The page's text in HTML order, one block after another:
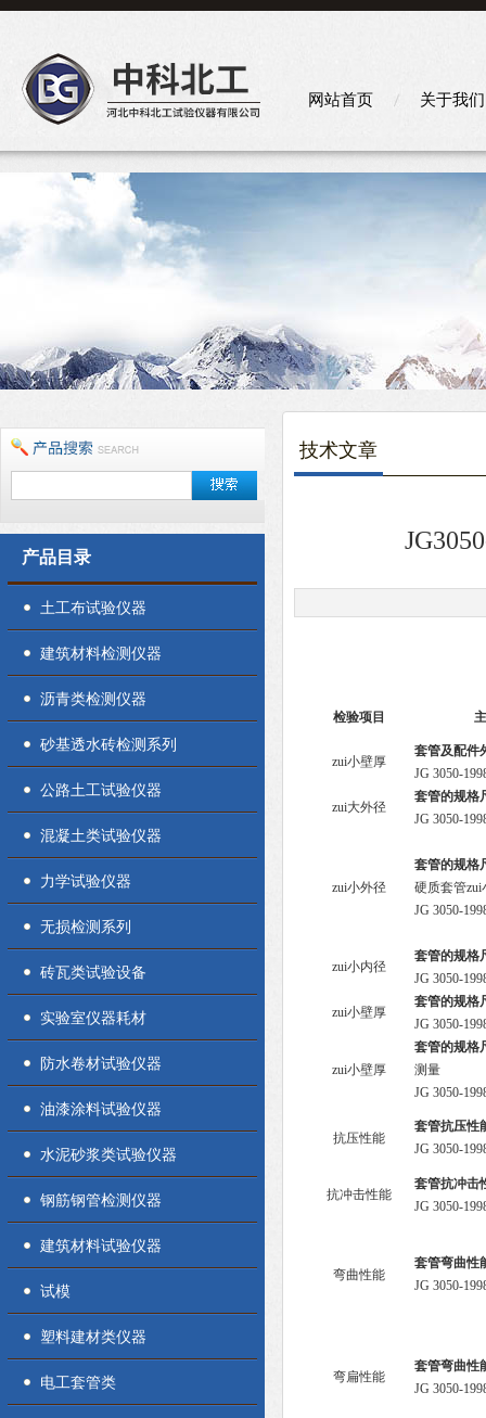
网站首页 关于我们
产品目录
土工布试验仪器
建筑材料检测仪器
沥青类检测仪器
砂基透水砖检测系列
公路土工试验仪器
混凝土类试验仪器
力学试验仪器
无损检测系列
砖瓦类试验设备
实验室仪器耗材
防水卷材试验仪器
油漆涂料试验仪器
水泥砂浆类试验仪器
钢筋钢管检测仪器
建筑材料试验仪器
试模
塑料建材类仪器
电工套管类
技术文章
检验项目
zui小壁厚
套管及配件
JG 3050-
zui大外径
套管的规格
JG 3050-
zui小外径
套管的规格
硬质套管zui
JG 3050-
zui小内径
套管的规格
JG 3050-
zui小壁厚
套管的规格
JG 3050-
zui小壁厚
套管的规格
测量
JG 3050-
抗压性能
套管抗压性
JG 3050-
抗冲击性能
套管抗冲击
JG 3050-
弯曲性能
套管弯曲性
JG 3050-
弯扁性能
套管弯曲性
JG 3050-